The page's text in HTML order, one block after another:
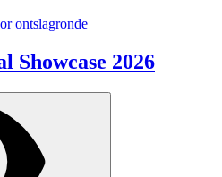
ontslagronde
2026